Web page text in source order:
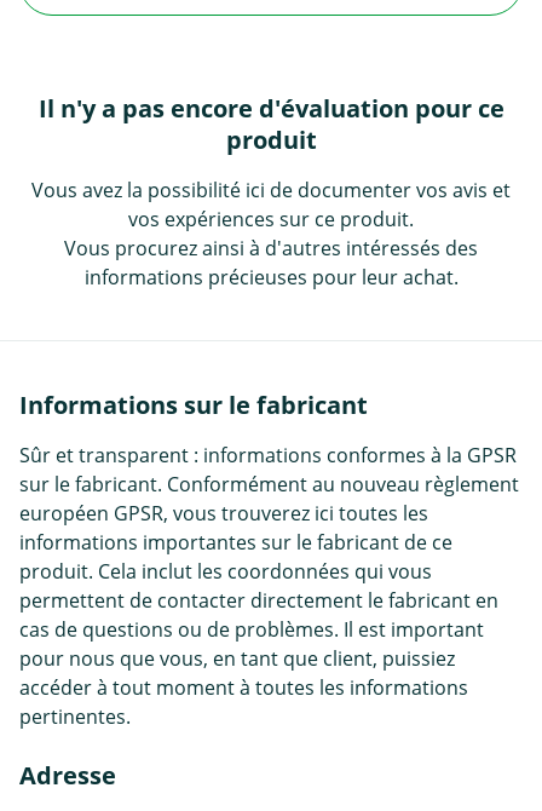
Il n'y a pas encore d'évaluation pour ce
produit
Vous avez la possibilité ici de documenter vos avis et
vos expériences sur ce produit.
Vous procurez ainsi à d'autres intéressés des
informations précieuses pour leur achat.
Informations sur le fabricant
Sûr et transparent : informations conformes à la GPSR
sur le fabricant. Conformément au nouveau règlement
européen GPSR, vous trouverez ici toutes les
informations importantes sur le fabricant de ce
produit. Cela inclut les coordonnées qui vous
permettent de contacter directement le fabricant en
cas de questions ou de problèmes. Il est important
pour nous que vous, en tant que client, puissiez
accéder à tout moment à toutes les informations
pertinentes.
Adresse